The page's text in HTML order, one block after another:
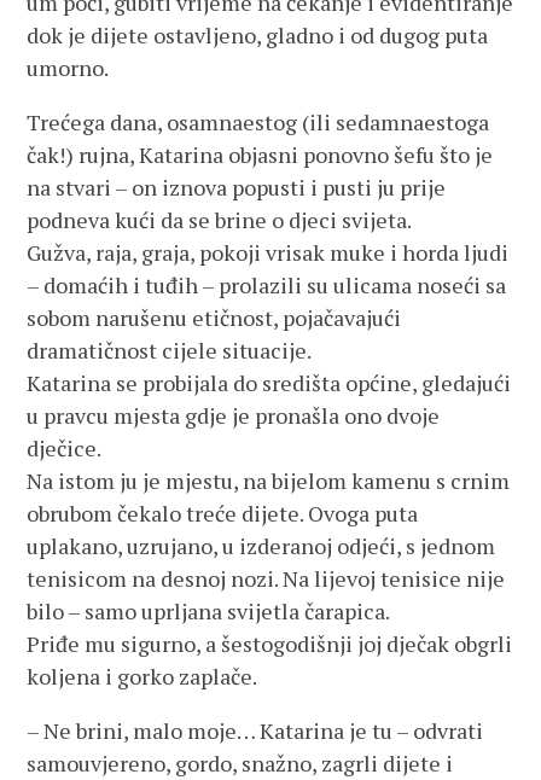
dok je dijete ostavljeno, gladno i od dugog puta
umorno.
Trećega dana, osamnaestog (ili sedamnaestoga
čak!) rujna, Katarina objasni ponovno šefu što je
na stvari – on iznova popusti i pusti ju prije
podneva kući da se brine o djeci svijeta.
Gužva, raja, graja, pokoji vrisak muke i horda ljudi
– domaćih i tuđih – prolazili su ulicama noseći sa
sobom narušenu etičnost, pojačavajući
dramatičnost cijele situacije.
Katarina se probijala do središta općine, gledajući
u pravcu mjesta gdje je pronašla ono dvoje
dječice.
Na istom ju je mjestu, na bijelom kamenu s crnim
obrubom čekalo treće dijete. Ovoga puta
uplakano, uzrujano, u izderanoj odjeći, s jednom
tenisicom na desnoj nozi. Na lijevoj tenisice nije
bilo – samo uprljana svijetla čarapica.
Priđe mu sigurno, a šestogodišnji joj dječak obgrli
koljena i gorko zaplače.
– Ne brini, malo moje… Katarina je tu – odvrati
samouvjereno, gordo, snažno, zagrli dijete i